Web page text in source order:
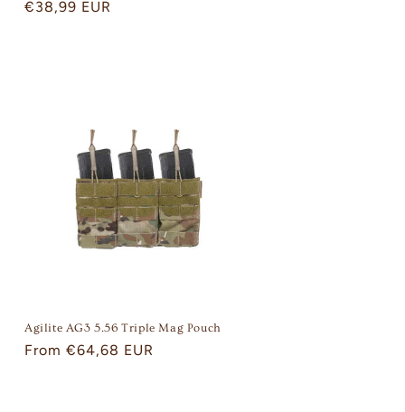
Regular
€38,99 EUR
Agilite AG3 5.56 Triple Mag Pouch
Regular
From €64,68 EUR